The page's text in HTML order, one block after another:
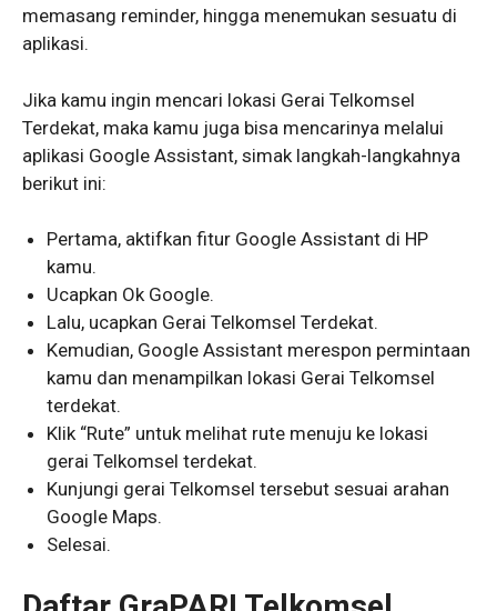
memasang reminder, hingga menemukan sesuatu di
aplikasi.
Jika kamu ingin mencari lokasi Gerai Telkomsel
Terdekat, maka kamu juga bisa mencarinya melalui
aplikasi Google Assistant, simak langkah-langkahnya
berikut ini:
Pertama, aktifkan fitur Google Assistant di HP
kamu.
Ucapkan Ok Google.
Lalu, ucapkan Gerai Telkomsel Terdekat.
Kemudian, Google Assistant merespon permintaan
kamu dan menampilkan lokasi Gerai Telkomsel
terdekat.
Klik “Rute” untuk melihat rute menuju ke lokasi
gerai Telkomsel terdekat.
Kunjungi gerai Telkomsel tersebut sesuai arahan
Google Maps.
Selesai.